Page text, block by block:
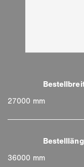
27000 mm
36000 mm